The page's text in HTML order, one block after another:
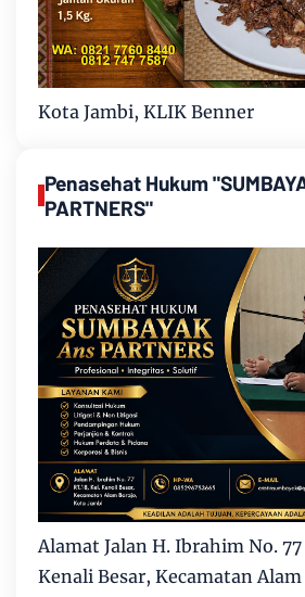
Kota Jambi, KLIK Benner
Penasehat Hukum
PARTNERS"
Alamat Jalan H. Ibrahim No. 77
Kenali Besar, Kecamatan